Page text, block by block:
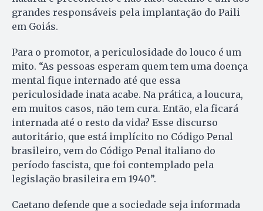
grandes responsáveis pela implantação do Paili
em Goiás.
Para o promotor, a periculosidade do louco é um
mito. “As pessoas esperam quem tem uma doença
mental fique internado até que essa
periculosidade inata acabe. Na prática, a loucura,
em muitos casos, não tem cura. Então, ela ficará
internada até o resto da vida? Esse discurso
autoritário, que está implícito no Código Penal
brasileiro, vem do Código Penal italiano do
período fascista, que foi contemplado pela
legislação brasileira em 1940”.
Caetano defende que a sociedade seja informada